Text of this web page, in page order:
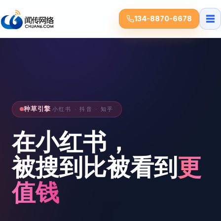
134-8870-6678 ☰
种草引擎 小红书 · 抖音 · 知乎
在小红书，
被搜到比被看到更
值钱